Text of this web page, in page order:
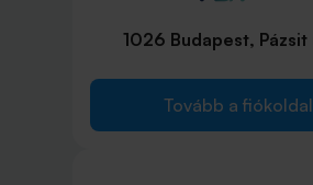
1026 Budapest, Pázsit
Tovább a